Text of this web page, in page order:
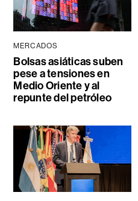
MERCADOS
Bolsas asiáticas suben
pese a tensiones en
Medio Oriente y al
repunte del petróleo